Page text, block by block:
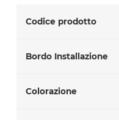
Codice prodotto
Bordo Installazione
Colorazione